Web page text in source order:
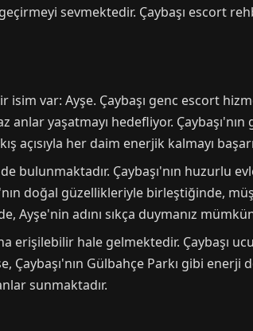
sevmektedir. Çaybaşı escort
var: Ayşe. Çaybaşı genc escort
anlar yaşatmayı hedefliyor.
açısıyla her daim enerjik kalmayı
bulunmaktadır. Çaybaşı'nın huzurlu
doğal güzellikleriyle birleştiğinde,
Ayşe'nin adını sıkça duymanız
erişilebilir hale gelmektedir. Çaybaşı
Gülbahçe Parkı gibi enerji
sunmaktadır.